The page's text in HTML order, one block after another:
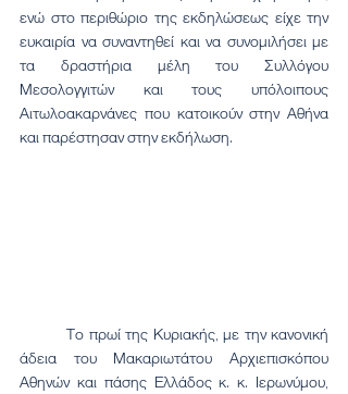
ενώ στο περιθώριο της εκδηλώσεως είχε την
ευκαιρία να συναντηθεί και να συνομιλήσει με
τα δραστήρια μέλη του Συλλόγου
Μεσολογγιτών και τους υπόλοιπους
Αιτωλοακαρνάνες που κατοικούν στην Αθήνα
και παρέστησαν στην εκδήλωση.
άδεια του Μακαριωτάτου Αρχιεπισκόπου
Αθηνών και πάσης Ελλάδος κ. κ. Ιερωνύμου,